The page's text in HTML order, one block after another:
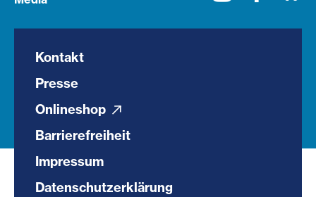
Kontakt
Presse
Onlineshop
Barrierefreiheit
Impressum
Datenschutzerklärung